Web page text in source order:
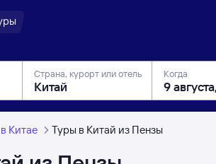
Страна, курорт или отель Когда
Китае Туры в Китай из Пензы